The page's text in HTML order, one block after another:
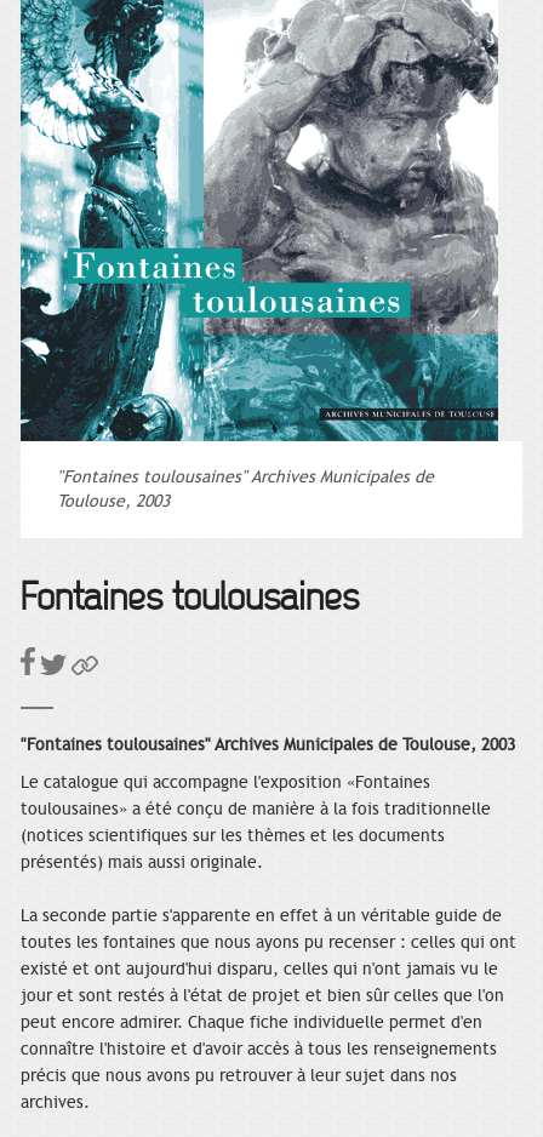
"Fontaines toulousaines" Archives Municipales de
Toulouse, 2003
Fontaines toulousaines
"Fontaines toulousaines" Archives Municipales de Toulouse, 2003
Le catalogue qui accompagne l'exposition «Fontaines
toulousaines» a été conçu de manière à la fois traditionnelle
(notices scientifiques sur les thèmes et les documents
présentés) mais aussi originale.
La seconde partie s'apparente en effet à un véritable guide de
toutes les fontaines que nous ayons pu recenser : celles qui ont
existé et ont aujourd'hui disparu, celles qui n'ont jamais vu le
jour et sont restés à l'état de projet et bien sûr celles que l'on
peut encore admirer. Chaque fiche individuelle permet d'en
connaître l'histoire et d'avoir accès à tous les renseignements
précis que nous avons pu retrouver à leur sujet dans nos
archives.